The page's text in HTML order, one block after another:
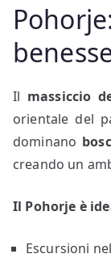
Il massiccio
orientale del
dominano
creando un
Il Pohorje è
Escursioni